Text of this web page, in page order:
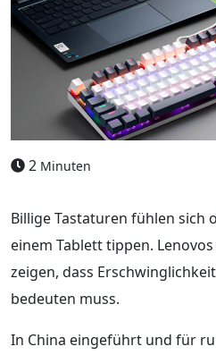
2 Minuten
Billige Tastaturen fühlen sich
einem Tablett tippen.
zeigen, dass
bedeuten muss.
In China eingeführt und für